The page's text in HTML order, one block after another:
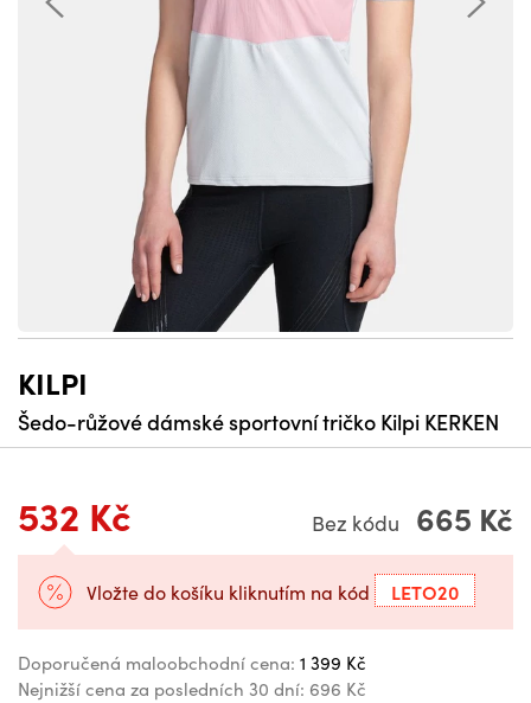
KILPI
Šedo-růžové dámské sportovní tričko Kilpi KERKEN
532 Kč Bez kódu 665 Kč
Vložte do košíku kliknutím na kód LETO20
Doporučená maloobchodní cena: 1 399 Kč
Nejnižší cena za posledních 30 dní: 696 Kč